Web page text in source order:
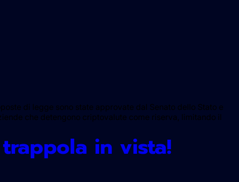
di legge sono state approvate dal Senato dello Stato e
che detengono criptovalute come riserva, limitando il
in vista!